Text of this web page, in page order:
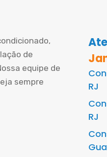
de
equipe de
sempre
RJ
RJ